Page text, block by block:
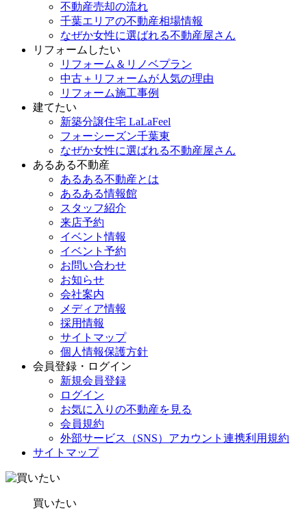
不動産売却の流れ
千葉エリアの不動産相場情報
なぜか女性に選ばれる不動産屋さん
リフォームしたい
リフォーム＆リノベプラン
中古＋リフォームが人気の理由
リフォーム施工事例
建てたい
新築分譲住宅 LaLaFeel
フォーシーズン千葉東
なぜか女性に選ばれる不動産屋さん
あるある不動産
あるある不動産とは
あるある情報館
スタッフ紹介
来店予約
イベント情報
イベント予約
お問い合わせ
お知らせ
会社案内
メディア情報
採用情報
サイトマップ
個人情報保護方針
会員登録・ログイン
新規会員登録
ログイン
お気に入りの不動産を見る
会員規約
外部サービス（SNS）アカウント連携利用規約
サイトマップ
買いたい